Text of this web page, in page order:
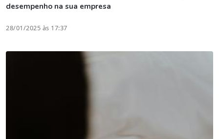
desempenho na sua empresa
28/01/2025 às 17:37